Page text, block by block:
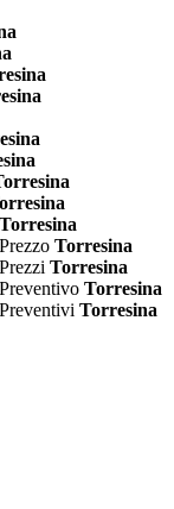
Torresina
Torresina
Torresina
Torresina
Torresina